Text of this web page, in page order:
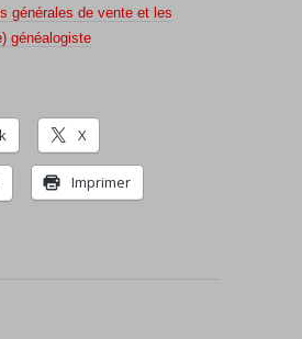
générales de vente et les
généalogiste
X
Imprimer